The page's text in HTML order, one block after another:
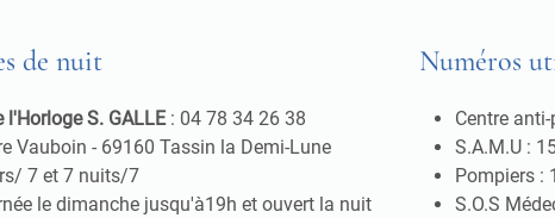
de nuit
l'Horloge S. GALLE: 04 78 34 26 38
Vauboin - 69160 Tassin la Demi-Lune
7 et 7 nuits/7
le dimanche jusqu'à19h et ouvert la nuit
Numéros
Centre
S.A.M.U :
Pompiers :
S.O.S